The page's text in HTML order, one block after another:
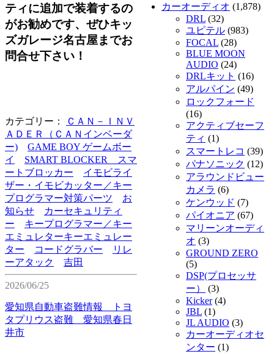
ティに追加で装着するの
がお勧めです、ぜひキッ
ズガレージ名古屋までお
問合せ下さい！
カテゴリー：
ＣＡＮ－ＩＮＶ
ＡＤＥＲ（ＣＡＮインベーダ
ー)
GAME BOY ゲームボー
イ
SMART BLOCKER スマ
ートブロッカー
イモビライ
ザー・イモビカッター／キー
プログラマー対策パーツ
お
知らせ
カーセキュリティ
ー
キープログラマー／キー
エミュレターキーエミュレー
ター
コードグラバー
リレ
ーアタック
吉田
2026/06/25
愛知県自動車盗難情報 トヨ
タプリウス盗難 愛知県春日
井市
カーオーディオ (1,878)
DRL (32)
ユピテル (983)
FOCAL (28)
BLUE MOON
AUDIO (24)
DRLキット (16)
アルパイン (49)
ロックフォード
(16)
アクティブセーフ
ティ (1)
スマートレコ (39)
パナソニック (12)
アラウンドビュー
カメラ (6)
ケンウッド (7)
パイオニア (67)
マリーンオーディ
オ (3)
GROUND ZERO
(5)
DSP(プロセッサ
ー）
(3)
Kicker(4)
JBL (1)
JL AUDIO (3)
カーオーディオセ
ンター (1)